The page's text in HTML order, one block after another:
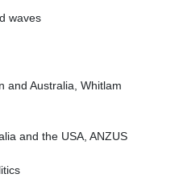
waves
and Australia, Whitlam
and the USA, ANZUS